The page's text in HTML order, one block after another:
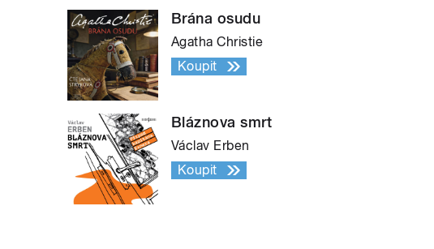
Brána osudu
Agatha Christie
Koupit
Bláznova smrt
Václav Erben
Koupit